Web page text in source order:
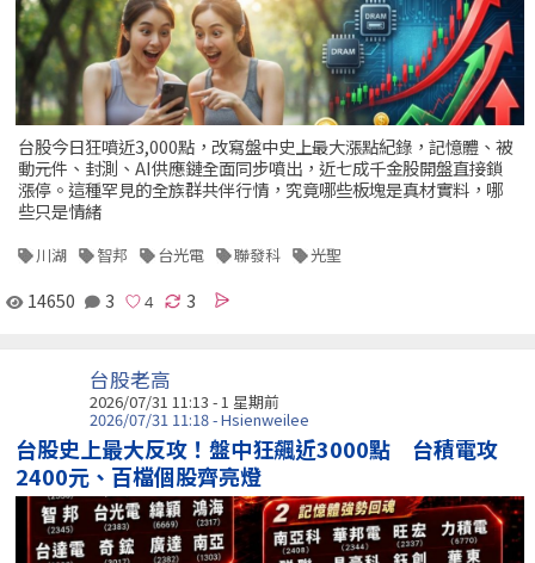
台股今日狂噴近3,000點，改寫盤中史上最大漲點紀錄，記憶體、被
動元件、封測、AI供應鏈全面同步噴出，近七成千金股開盤直接鎖
漲停。這種罕見的全族群共伴行情，究竟哪些板塊是真材實料，哪
些只是情緒
川湖 智邦 台光電 聯發科 光聖
14650 3 3
台股老高
2026/07/31 11:13 - 1 星期前
2026/07/31 11:18 - Hsienweilee
台股史上最大反攻！盤中狂飆近3000點 台積電攻
2400元、百檔個股齊亮燈